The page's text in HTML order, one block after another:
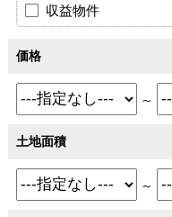
収益物件
価格
～
土地面積
～